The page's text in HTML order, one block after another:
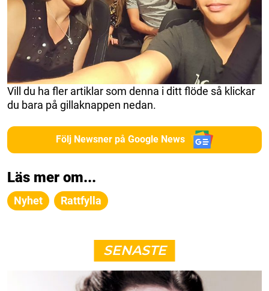
Vill du ha fler artiklar som denna i ditt flöde så klickar
du bara på gillaknappen nedan.
Följ Newsner på Google News
Läs mer om...
Nyhet Rattfylla
SENASTE